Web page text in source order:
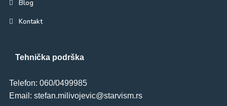
Blog
Kontakt
Tehnička podrška
Telefon: 060/0499985
Email: stefan.milivojevic@starvism.rs